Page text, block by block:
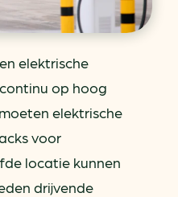
elektrische
op hoog
elektrische
voor
locatie kunnen
drijvende